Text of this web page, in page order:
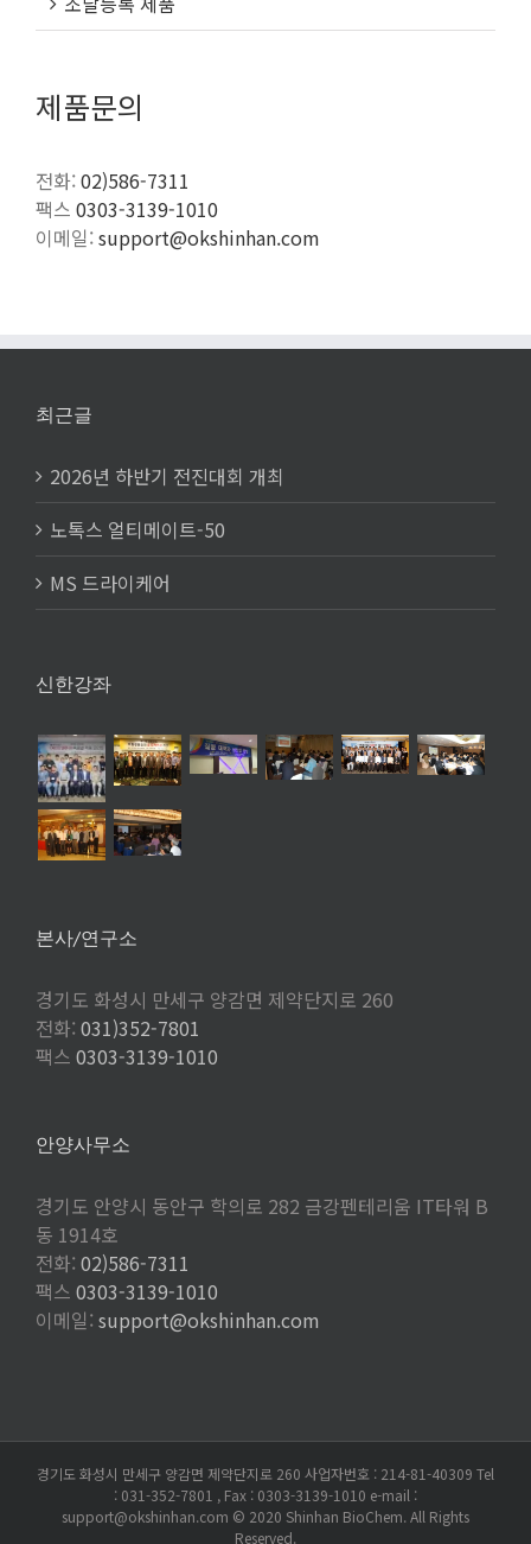
제품문의
전화:02)586-7311
팩스 0303-3139-1010
이메일:support@okshinhan.com
최근글
2026년 하반기 전진대회 개최
노톡스 얼티메이트-50
MS 드라이케어
신한강좌
본사/연구소
경기도 화성시 만세구 양감면 제약단지로 260
전화: 031)352-7801
팩스 0303-3139-1010
안양사무소
경기도 안양시 동안구 학의로 282 금강펜테리움 IT타워 B
동 1914호
전화: 02)586-7311
팩스 0303-3139-1010
이메일: support@okshinhan.com
경기도 화성시 만세구 양감면 제약단지로 260 사업자번호 : 214-81-40309 Tel
: 031-352-7801 , Fax : 0303-3139-1010 e-mail :
support@okshinhan.com © 2020 Shinhan BioChem. All Rights
Reserved.